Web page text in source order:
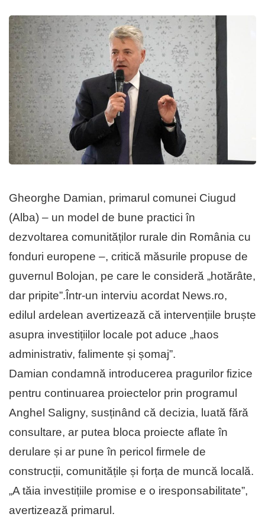
Gheorghe Damian, primarul comunei Ciugud
(Alba) – un model de bune practici în
dezvoltarea comunităților rurale din România cu
fonduri europene –, critică măsurile propuse de
guvernul Bolojan, pe care le consideră „hotărâte,
dar pripite”.Într-un interviu acordat News.ro,
edilul ardelean avertizează că intervențiile bruște
asupra investițiilor locale pot aduce „haos
administrativ, falimente și șomaj”.
Damian condamnă introducerea pragurilor fizice
pentru continuarea proiectelor prin programul
Anghel Saligny, susținând că decizia, luată fără
consultare, ar putea bloca proiecte aflate în
derulare și ar pune în pericol firmele de
construcții, comunitățile și forța de muncă locală.
„A tăia investițiile promise e o iresponsabilitate”,
avertizează primarul.